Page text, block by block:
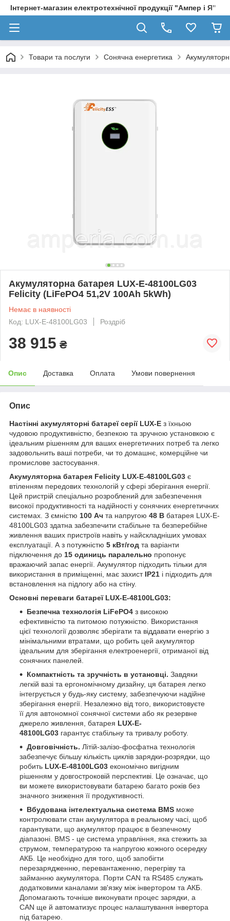
Інтернет-магазин електротехнічної продукції "Ампер і Я"
Товари та послуги Сонячна енергетика
Акумуляторна батарея LUX-E-48100LG03
Felicity (LiFePO4 51,2V 100Ah 5kWh)
Немає в наявності
Код: LUX-E-48100LG03
Роздріб
38 915 ₴
Опис Доставка Оплата Умови повернення
Опис
Настінні акумуляторні батареї серії LUX-E з їхньою
чудовою продуктивністю, безпекою та зручною установкою є
ідеальним рішенням для ваших енергетичних потреб та легко
задовольнить ваші потреби, чи то домашнє, комерційне чи
промислове застосування.
Акумуляторна батарея Felicity LUX-E-48100LG03 є
втіленням передових технологій у сфері зберігання енергії.
Цей пристрій спеціально розроблений для забезпечення
високої продуктивності та надійності у сонячних енергетичних
системах. З ємністю 100 Ач та напругою 48 В батарея LUX-E-
48100LG03 здатна забезпечити стабільне та безперебійне
живлення ваших пристроїв навіть у найскладніших умовах
експлуатації. А з потужністю 5 кВт/год та варіанти
підключення до 15 одиниць паралельно пропонує
вражаючий запас енергії. Акумулятор підходить тільки для
використання в приміщенні, має захист IP21 і підходить для
встановлення на підлогу або на стіну.
Основні переваги батареї LUX-E-48100LG03:
Безпечна технологія LiFePO4 з високою
ефективністю та питомою потужністю. Використання
цієї технології дозволяє зберігати та віддавати енергію з
мінімальними втратами, що робить цей акумулятор
ідеальним для зберігання електроенергії, отриманої від
сонячних панелей.
Компактність та зручність в установці. Завдяки
легкій вазі та ергономічному дизайну, ця батарея легко
інтегрується у будь-яку систему, забезпечуючи надійне
зберігання енергії. Незалежно від того, використовуєте
її для автономної сонячної системи або як резервне
джерело живлення, батарея LUX-E-
48100LG03 гарантує стабільну та тривалу роботу.
Довговічність. Літій-залізо-фосфатна технологія
забезпечує більшу кількість циклів зарядки-розрядки, що
робить LUX-E-48100LG03 економічно вигідним
рішенням у довгостроковій перспективі. Це означає, що
ви можете використовувати батарею багато років без
значного зниження її продуктивності.
Вбудована інтелектуальна система BMS може
контролювати стан акумулятора в реальному часі, щоб
гарантувати, що акумулятор працює в безпечному
діапазоні. BMS - це система управління, яка стежить за
струмом, температурою та напругою кожного осередку
АКБ. Це необхідно для того, щоб запобігти
перезарядженню, перевантаженню, перегріву та
займанню акумулятора. Порти CAN та RS485 служать
додатковими каналами зв'язку між інвертором та АКБ.
Допомагають точніше виконувати процес зарядки, а
CAN ще й автоматизує процес налаштування інвертора
під батарею.